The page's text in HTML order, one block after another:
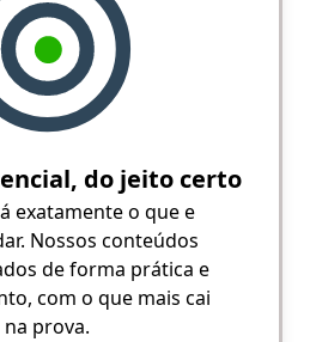
do jeito certo
exatamente o que e
Nossos conteúdos
de forma prática e
com o que mais cai
na prova.